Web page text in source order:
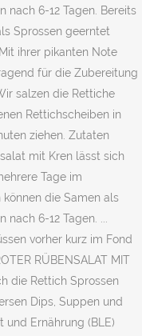
nach 6-12 Tagen. Bereits
Sprossen geerntet
ihrer pikanten Note
für die Zubereitung
salzen die Rettiche
Rettichscheiben in
ziehen. Zutaten
mit Kren lässt sich
Tage im
können die Samen als
6-12 Tagen. ...
vorher kurz im Fond
RÜBENSALAT MIT
die Rettich Sprossen
Dips, Suppen und
Ernährung (BLE)